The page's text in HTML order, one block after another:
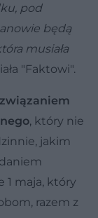
pod
będą
musiała
"Faktowi".
, który nie
jakim
1 maja, który
razem z